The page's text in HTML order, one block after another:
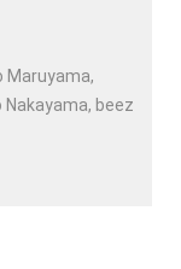
Maruyama,
beez